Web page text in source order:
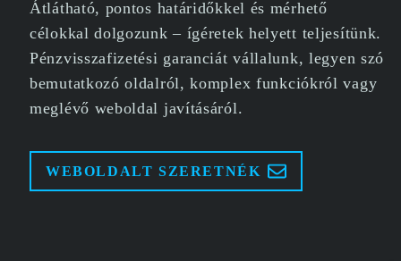
Átlátható, pontos határidőkkel és mérhető
célokkal dolgozunk – ígéretek helyett teljesítünk.
Pénzvisszafizetési garanciát vállalunk, legyen szó
bemutatkozó oldalról, komplex funkciókról vagy
meglévő weboldal javításáról.
WEBOLDALT SZERETNÉK